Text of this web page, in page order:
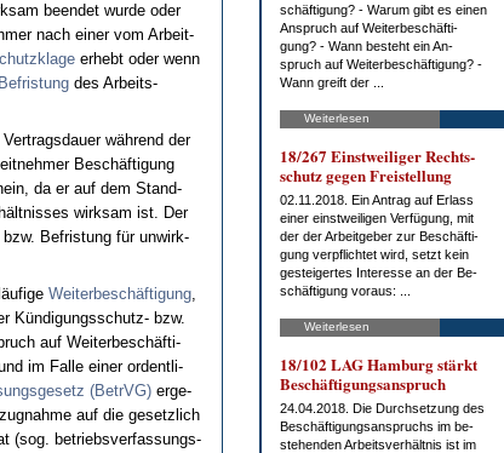
be­en­det wur­de oder
nach ei­ner vom Ar­beit­
er­hebt oder wenn
Be­fris­tung des Ar­beits­
während der
Beschäfti­gung
da er auf dem Stand­
wirk­sam ist. Der
Be­fris­tung für un­wirk­
Wei­ter­beschäfti­gung,
Kündi­gungs­schutz- bzw.
auf Wei­ter­beschäfti­
im Fal­le ei­ner or­dent­li­
(Be­trVG)er­ge­
auf die ge­setz­lich
(sog. be­triebs­ver­fas­sungs­
schäf­ti­gung? - War­um gibt es ei­nen
An­spruch auf Wei­ter­be­schäf­ti­
gung? - Wann be­steht ein An­
spruch auf Wei­ter­be­schäf­ti­gung? -
Wann greift der ...
Weiterlesen
18/267 Einst­wei­li­ger Rechts­
schutz ge­gen Frei­stel­lung
02.11.2018. Ein An­trag auf Er­lass
ei­ner einst­wei­li­gen Ver­fü­gung, mit
der der Ar­beit­ge­ber zur Be­schäf­ti­
gung ver­pflich­tet wird, setzt kein
ge­stei­ger­tes In­ter­es­se an der Be­
schäf­ti­gung vor­aus: ...
Weiterlesen
18/102 LAG Ham­burg stärkt
Be­schäf­ti­gungs­an­spruch
24.04.2018. Die Durch­set­zung des
Be­schäf­ti­gungs­an­spruchs im be­
ste­hen­den Ar­beits­ver­hält­nis ist im